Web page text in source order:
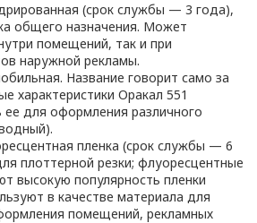
(срок службы — 3 года),
общего назначения. Может
помещений, так и при
наружной рекламы.
Название говорит само за
характеристики Оракал 551
для оформления различного
пленка (срок службы — 6
плоттерной резки; флуоресцентные
высокую популярность пленки
в качестве материала для
помещений, рекламных